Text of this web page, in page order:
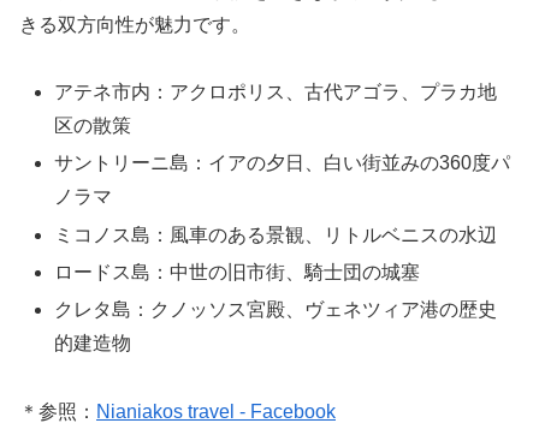
きる双方向性が魅力です。
アテネ市内：アクロポリス、古代アゴラ、プラカ地
区の散策
サントリーニ島：イアの夕日、白い街並みの360度パ
ノラマ
ミコノス島：風車のある景観、リトルベニスの水辺
ロードス島：中世の旧市街、騎士団の城塞
クレタ島：クノッソス宮殿、ヴェネツィア港の歴史
的建造物
＊参照： Nianiakos travel - Facebook